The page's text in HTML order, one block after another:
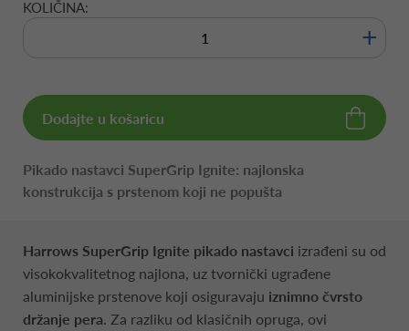
KOLIČINA:
+
Dodajte u košaricu
Pikado nastavci SuperGrip Ignite: najlonska
konstrukcija s prstenom koji ne popušta
Harrows SuperGrip Ignite pikado nastavci izrađeni su od
visokokvalitetnog najlona, uz tvornički ugrađene
aluminijske prstenove koji osiguravaju iznimno čvrsto
držanje pera. Za razliku od klasičnih opruga, ovi